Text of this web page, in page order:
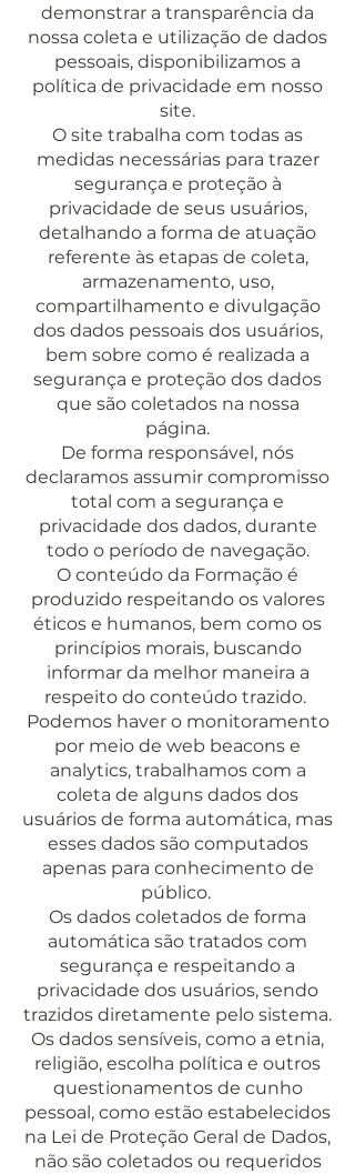
demonstrar a transparência da
nossa coleta e utilização de dados
pessoais, disponibilizamos a
política de privacidade em nosso
site.
O site trabalha com todas as
medidas necessárias para trazer
segurança e proteção à
privacidade de seus usuários,
detalhando a forma de atuação
referente às etapas de coleta,
armazenamento, uso,
compartilhamento e divulgação
dos dados pessoais dos usuários,
bem sobre como é realizada a
segurança e proteção dos dados
que são coletados na nossa
página.
De forma responsável, nós
declaramos assumir compromisso
total com a segurança e
privacidade dos dados, durante
todo o período de navegação.
O conteúdo da Formação é
produzido respeitando os valores
éticos e humanos, bem como os
princípios morais, buscando
informar da melhor maneira a
respeito do conteúdo trazido.
Podemos haver o monitoramento
por meio de web beacons e
analytics, trabalhamos com a
coleta de alguns dados dos
usuários de forma automática, mas
esses dados são computados
apenas para conhecimento de
público.
Os dados coletados de forma
automática são tratados com
segurança e respeitando a
privacidade dos usuários, sendo
trazidos diretamente pelo sistema.
Os dados sensíveis, como a etnia,
religião, escolha política e outros
questionamentos de cunho
pessoal, como estão estabelecidos
na Lei de Proteção Geral de Dados,
não são coletados ou requeridos